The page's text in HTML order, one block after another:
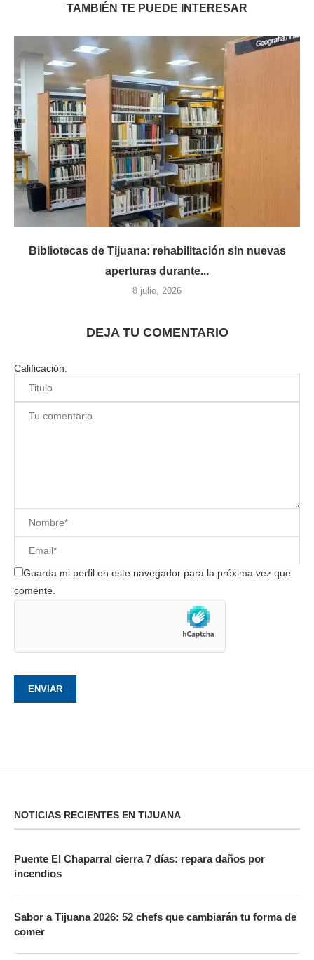
TAMBIÉN TE PUEDE INTERESAR
Bibliotecas de Tijuana: rehabilitación sin nuevas
aperturas durante...
8 julio, 2026
DEJA TU COMENTARIO
Calificación:
Guarda mi perfil en este navegador para la próxima vez que
comente.
NOTICIAS RECIENTES EN TIJUANA
Puente El Chaparral cierra 7 días: repara daños por
incendios
Sabor a Tijuana 2026: 52 chefs que cambiarán tu forma de
comer